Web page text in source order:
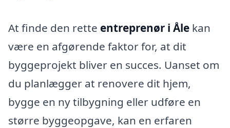
At finde den rette entreprenør i Åle kan
være en afgørende faktor for, at dit
byggeprojekt bliver en succes. Uanset om
du planlægger at renovere dit hjem,
bygge en ny tilbygning eller udføre en
større byggeopgave, kan en erfaren